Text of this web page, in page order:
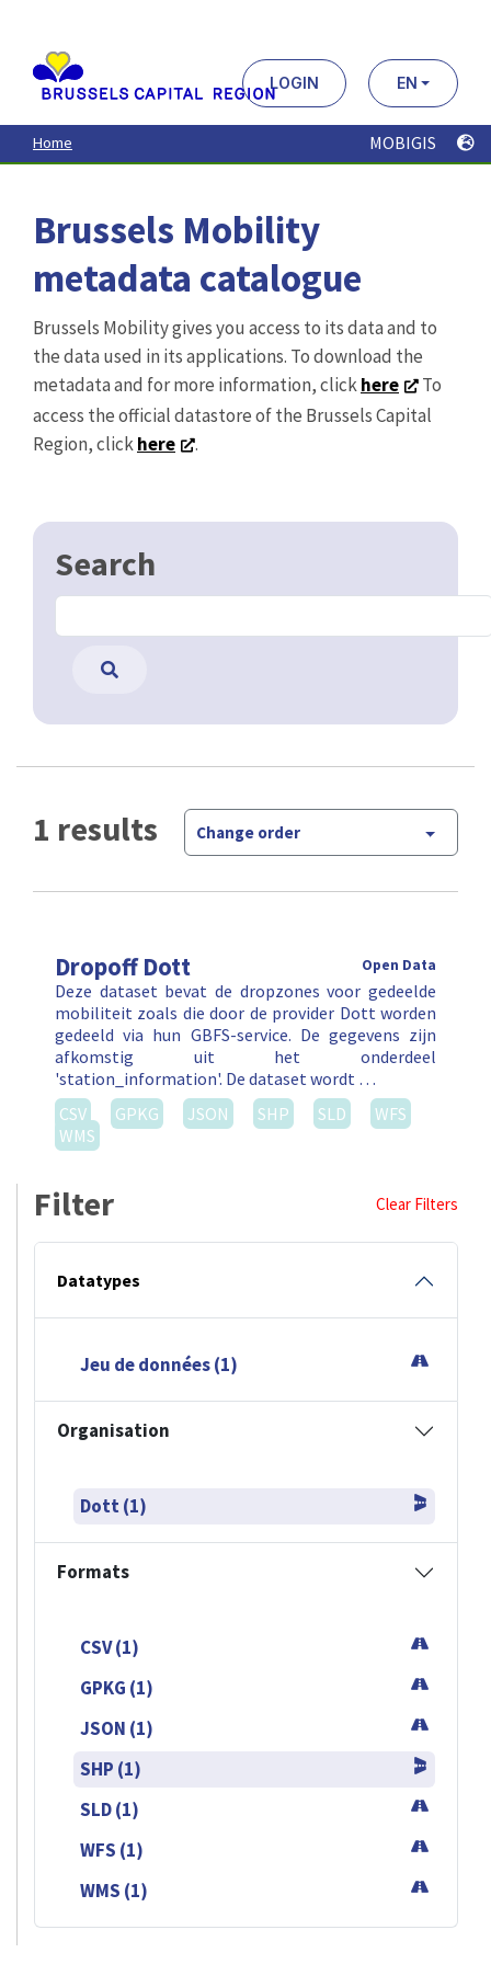
contenu
principal
LOGIN EN
Home MOBIGIS
Brussels Mobility
metadata catalogue
Brussels Mobility gives you access to its data and to
the data used in its applications. To download the
metadata and for more information, clickhere
To
access the official datastore of the Brussels Capital
Region, clickhere .
Search
1 results Change order
Dropoff Dott Open Data
Deze dataset bevat de dropzones voor gedeelde
mobiliteit zoals die door de provider Dott worden
gedeeld via hun GBFS-service. De gegevens zijn
afkomstig uit het onderdeel
'station_information'. De dataset wordt …
CSV
GPKG JSON SHP SLD
WFS
WMS
Filter Clear Filters
Datatypes
Jeu de données (1)
Organisation
Dott (1)
Formats
CSV (1)
GPKG (1)
JSON (1)
SHP (1)
SLD (1)
WFS (1)
WMS (1)